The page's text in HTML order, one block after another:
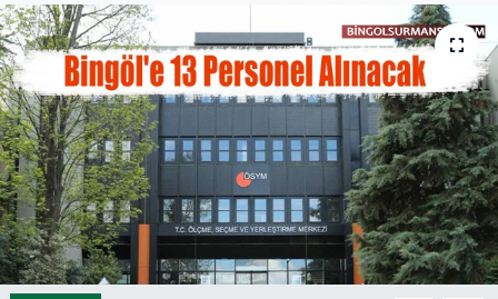
Siyaset
Spor
Yaşam
Sağlık
Eğitim